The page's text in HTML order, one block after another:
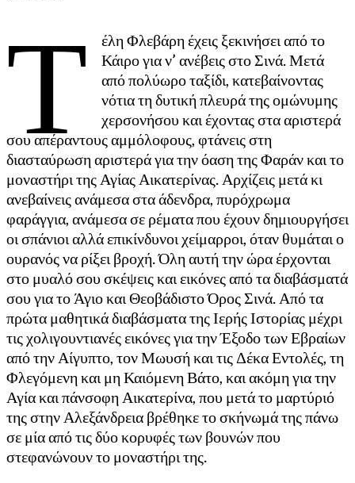
Τ
έλη Φλεβάρη έχεις ξεκινήσει από το
Κάιρο για ν’ ανέβεις στο Σινά. Μετά
από πολύωρο ταξίδι, κατεβαίνοντας
νότια τη δυτική πλευρά της ομώνυμης
χερσονήσου και έχοντας στα αριστερά
σου απέραντους αμμόλοφους, φτάνεις στη
διασταύρωση αριστερά για την όαση της Φαράν και το
μοναστήρι της Αγίας Αικατερίνας. Αρχίζεις μετά κι
ανεβαίνεις ανάμεσα στα άδενδρα, πυρόχρωμα
φαράγγια, ανάμεσα σε ρέματα που έχουν δημιουργήσει
οι σπάνιοι αλλά επικίνδυνοι χείμαρροι, όταν θυμάται ο
ουρανός να ρίξει βροχή. Όλη αυτή την ώρα έρχονται
στο μυαλό σου σκέψεις και εικόνες από τα διαβάσματά
σου για το Άγιο και Θεοβάδιστο Όρος Σινά. Από τα
πρώτα μαθητικά διαβάσματα της Ιερής Ιστορίας μέχρι
τις χολιγουντιανές εικόνες για την Έξοδο των Εβραίων
από την Αίγυπτο, τον Μωυσή και τις Δέκα Εντολές, τη
Φλεγόμενη και μη Καιόμενη Βάτο, και ακόμη για την
Αγία και πάνσοφη Αικατερίνα, που μετά το μαρτύριό
της στην Αλεξάνδρεια βρέθηκε το σκήνωμά της πάνω
σε μία από τις δύο κορυφές των βουνών που
στεφανώνουν το μοναστήρι της.